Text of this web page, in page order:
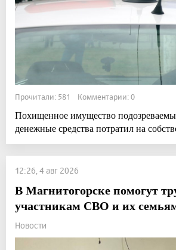
Прочитали: 581 Комментарии: 0
Похищенное имущество
денежные средства потратил на
12:26, 4 авг 2026
В Магнитогорске помогут
участникам СВО и их
Новости